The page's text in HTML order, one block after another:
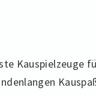
Kauspielzeuge